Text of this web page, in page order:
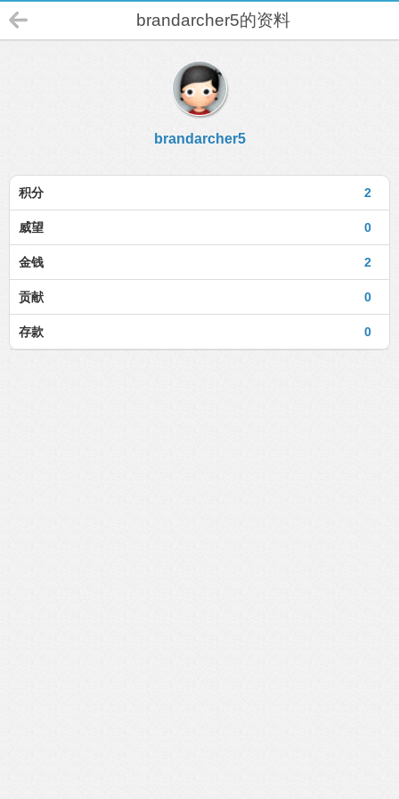
brandarcher5的资料
brandarcher5
2
积分
0
威望
2
金钱
0
贡献
0
存款